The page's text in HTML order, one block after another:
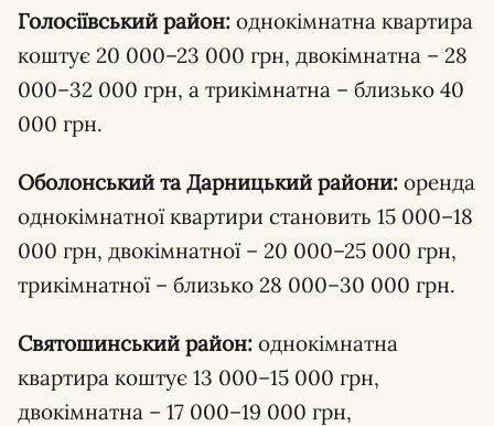
Голосіївський район: однокімнатна квартира
коштує 20 000–23 000 грн, двокімнатна – 28
000–32 000 грн, а трикімнатна – близько 40
000 грн.
Оболонський та Дарницький райони: оренда
однокімнатної квартири становить 15 000–18
000 грн, двокімнатної – 20 000–25 000 грн,
трикімнатної – близько 28 000–30 000 грн.
Святошинський район: однокімнатна
квартира коштує 13 000–15 000 грн,
двокімнатна – 17 000–19 000 грн,